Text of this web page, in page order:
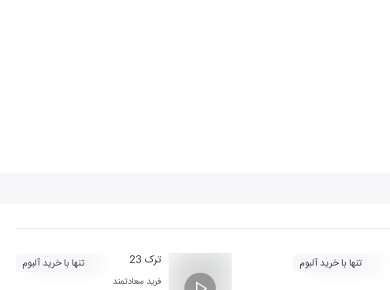
تنها با خرید آلبوم ترک 23
فرید سعادتمند
تنها با خرید آلبوم